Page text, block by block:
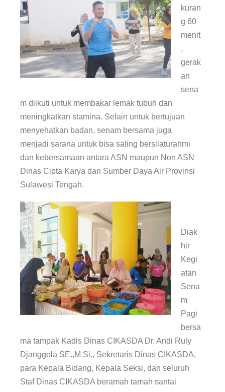
kuran
g 60
menit
,
gerak
an
sena
m diikuti untuk membakar lemak tubuh dan
meningkatkan stamina. Selain untuk bertujuan
menyehatkan badan, senam bersama juga
menjadi sarana untuk bisa saling bersilaturahmi
dan kebersamaan antara ASN maupun Non ASN
Dinas Cipta Karya dan Sumber Daya Air Provinsi
Sulawesi Tengah.
Diak
hir
Kegi
atan
Sena
m
Pagi
bersa
ma tampak Kadis Dinas CIKASDA Dr. Andi Ruly
Djanggola SE.,M.Si., Sekretaris Dinas CIKASDA,
para Kepala Bidang, Kepala Seksi, dan seluruh
Staf Dinas CIKASDA beramah tamah santai